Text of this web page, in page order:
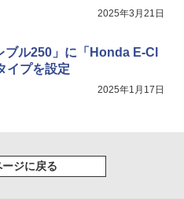
2025年3月21日
ブル250」に「Honda E-Cl
イプを設定
2025年1月17日
ージに戻る